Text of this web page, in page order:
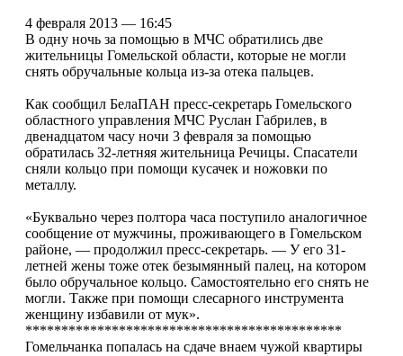
4 февраля 2013 — 16:45
В одну ночь за помощью в МЧС обратились две
жительницы Гомельской области, которые не могли
снять обручальные кольца из-за отека пальцев.
Как сообщил БелаПАН пресс-секретарь Гомельского
областного управления МЧС Руслан Габрилев, в
двенадцатом часу ночи 3 февраля за помощью
обратилась 32-летняя жительница Речицы. Спасатели
сняли кольцо при помощи кусачек и ножовки по
металлу.
«Буквально через полтора часа поступило аналогичное
сообщение от мужчины, проживающего в Гомельском
районе, — продолжил пресс-секретарь. — У его 31-
летней жены тоже отек безымянный палец, на котором
было обручальное кольцо. Самостоятельно его снять не
могли. Также при помощи слесарного инструмента
женщину избавили от мук».
********************************************
Гомельчанка попалась на сдаче внаем чужой квартиры